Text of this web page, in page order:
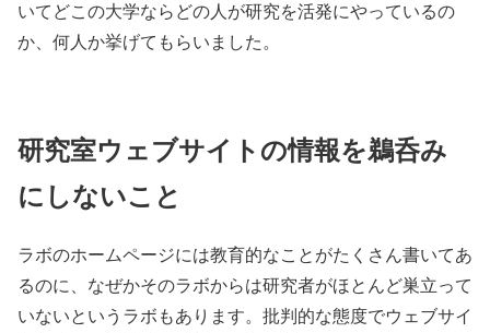
いてどこの大学ならどの人が研究を活発にやっているの
か、何人か挙げてもらいました。
研究室ウェブサイトの情報を鵜呑み
にしないこと
ラボのホームページには教育的なことがたくさん書いてあ
るのに、なぜかそのラボからは研究者がほとんど巣立って
いないというラボもあります。批判的な態度でウェブサイ